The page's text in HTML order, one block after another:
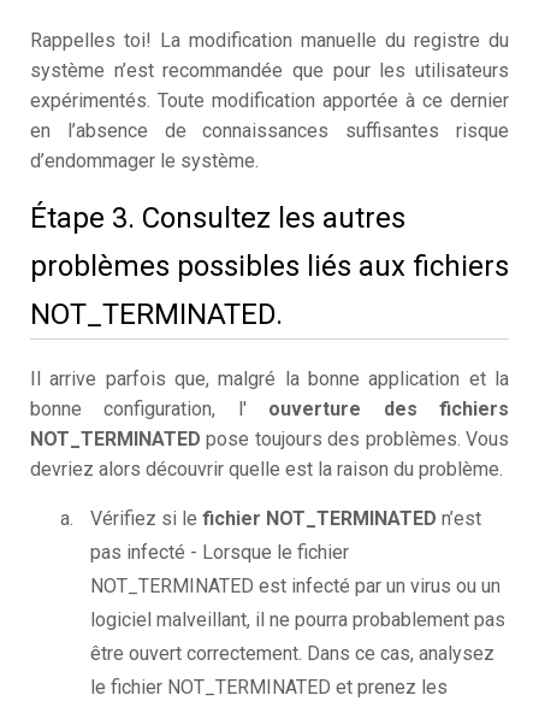
Rappelles toi! La modification manuelle du registre du
système n’est recommandée que pour les utilisateurs
expérimentés. Toute modification apportée à ce dernier
en l’absence de connaissances suffisantes risque
d’endommager le système.
Étape 3. Consultez les autres
problèmes possibles liés aux fichiers
NOT_TERMINATED.
Il arrive parfois que, malgré la bonne application et la
bonne configuration, l' ouverture des fichiers
NOT_TERMINATED pose toujours des problèmes. Vous
devriez alors découvrir quelle est la raison du problème.
Vérifiez si le fichier NOT_TERMINATED n’est
pas infecté - Lorsque le fichier
NOT_TERMINATED est infecté par un virus ou un
logiciel malveillant, il ne pourra probablement pas
être ouvert correctement. Dans ce cas, analysez
le fichier NOT_TERMINATED et prenez les